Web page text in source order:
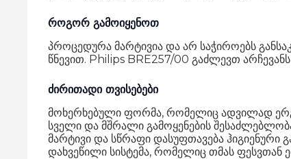
როგორ გამოიყენოთ
პროცედურა მარტივია და არ საჭიროებს
წნევით. Philips BRE257/00 გაძლევთ
ძირითადი თვისებები
მოხერხებული ფორმა, რომელიც ადვილად
სველი და მშრალი გამოყენების
მარტივი და სწრაფი დასუფთავება ჰიგიენური
დახვეწილი სისტემა, რომელიც თმას